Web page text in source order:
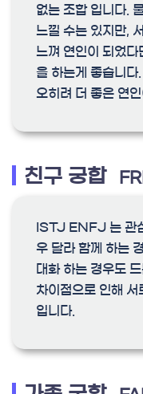
없는 조합 입니다.
느낄 수는 있지만,
느껴 연인이 되었다
을 하는게 좋습니다
오히려 더 좋은 연
친구 궁합
ISTJ ENFJ 는 관
우 달라 함께 하는
대화 하는 경우도
차이점으로 인해 서
입니다.